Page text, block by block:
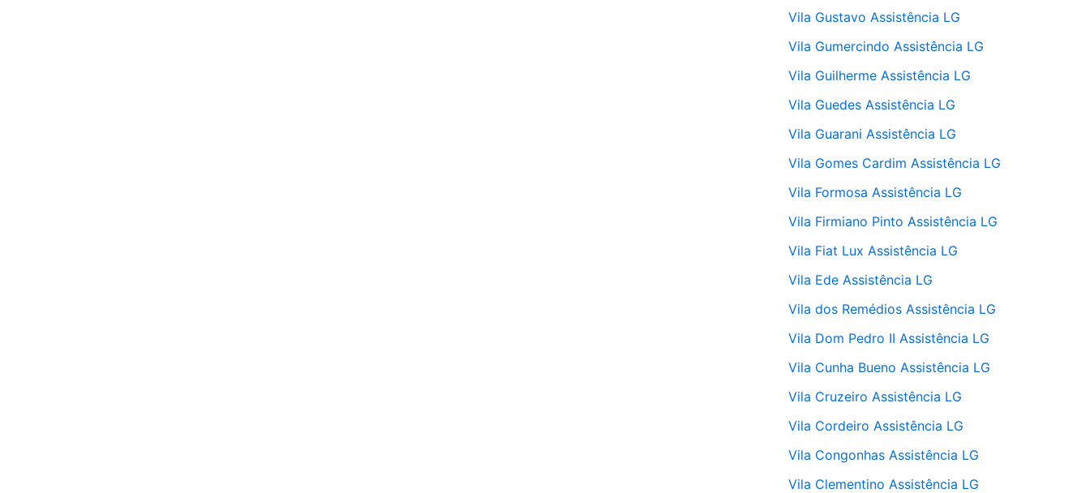
Vila Gustavo Assistência LG
Vila Gumercindo Assistência LG
Vila Guilherme Assistência LG
Vila Guedes Assistência LG
Vila Guarani Assistência LG
Vila Gomes Cardim Assistência LG
Vila Formosa Assistência LG
Vila Firmiano Pinto Assistência LG
Vila Fiat Lux Assistência LG
Vila Ede Assistência LG
Vila dos Remédios Assistência LG
Vila Dom Pedro II Assistência LG
Vila Cunha Bueno Assistência LG
Vila Cruzeiro Assistência LG
Vila Cordeiro Assistência LG
Vila Congonhas Assistência LG
Vila Clementino Assistência LG